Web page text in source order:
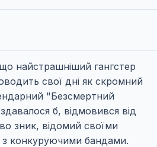
найстрашніший гангстер
свої дні як скромний
"Безсмертний
б, відмовився від
зник, відомий своїми
з конкуруючими бандами.